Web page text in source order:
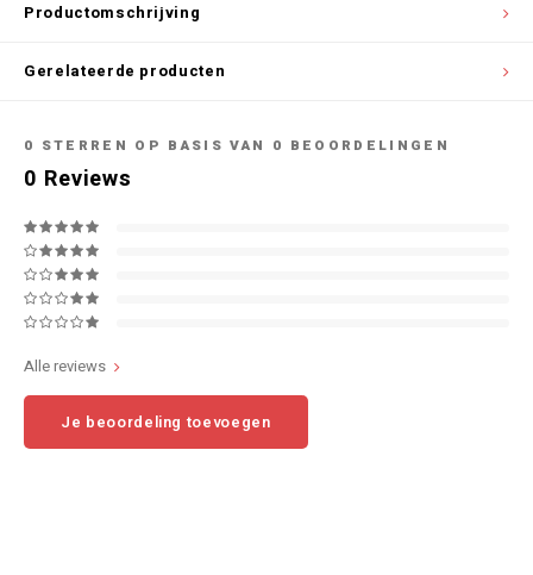
Productomschrijving
Gerelateerde producten
0 STERREN OP BASIS VAN 0 BEOORDELINGEN
0 Reviews
Alle reviews
Je beoordeling toevoegen